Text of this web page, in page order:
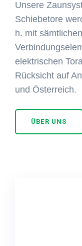
Unsere
Schiebetore
h. mit
elektrischen
Rücksicht auf
und Österreich.
ÜBER UNS